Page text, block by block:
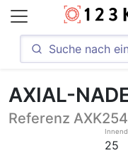
AXIAL-
Referenz
25